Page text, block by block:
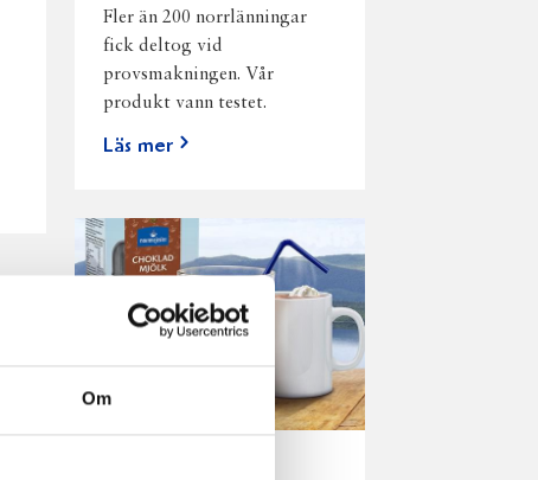
Om
Fler än 200 norrlänningar
fick deltog vid
provsmakningen. Vår
produkt vann testet.
Läs mer